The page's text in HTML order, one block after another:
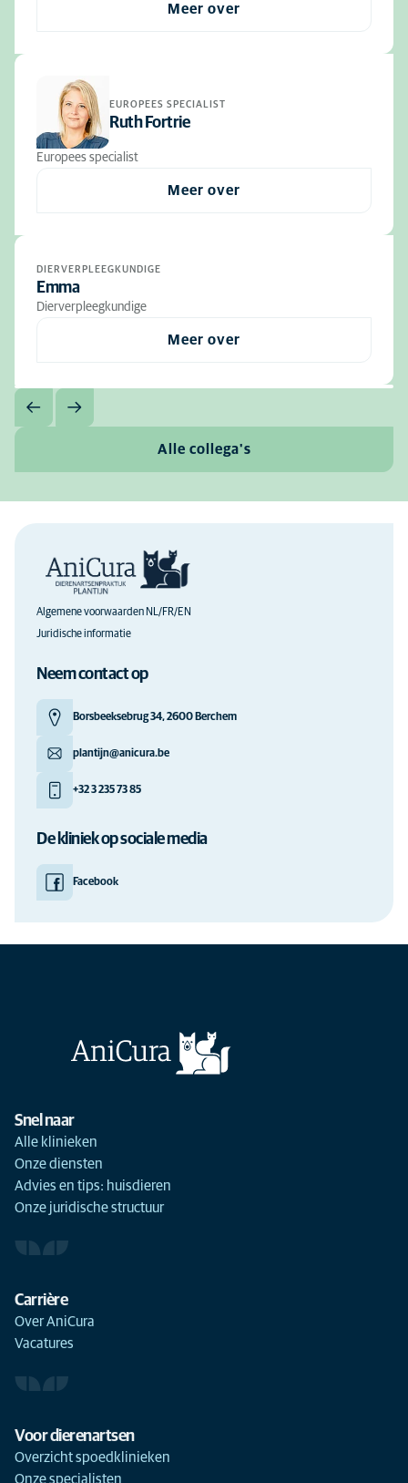
Meer over
EUROPEES SPECIALIST
Ruth Fortrie
Europees specialist
Meer over
DIERVERPLEEGKUNDIGE
Emma
Dierverpleegkundige
Meer over
Alle collega's
Algemene voorwaarden NL/FR/EN
Juridische informatie
Neem contact op
Borsbeeksebrug 34, 2600 Berchem
plantijn@anicura.be
+32 3 235 73 85
De kliniek op sociale media
Facebook
Snel naar
Alle klinieken
Onze diensten
Advies en tips: huisdieren
Onze juridische structuur
Carrière
Over AniCura
Vacatures
Voor dierenartsen
Overzicht spoedklinieken
Onze specialisten